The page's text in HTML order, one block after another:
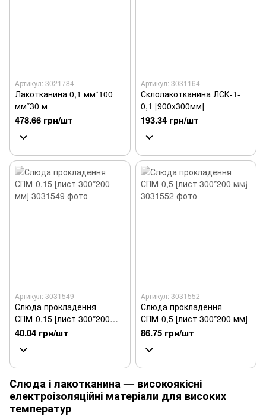
Артикул: 3021784
Лакотканина 0,1 мм*100
мм*30 м
478.66 грн/шт
Артикул: 3031164
Склолакотканина ЛСК-1-
0,1 [900х300мм]
193.34 грн/шт
Артикул: 3031549
Слюда прокладення
СПМ-0,15 [лист 300*200
мм]
40.04 грн/шт
Артикул: 3031552
Слюда прокладення
СПМ-0,5 [лист 300*200 мм]
86.75 грн/шт
Слюда і лакотканина — високоякісні
електроізоляційні матеріали для високих
температур